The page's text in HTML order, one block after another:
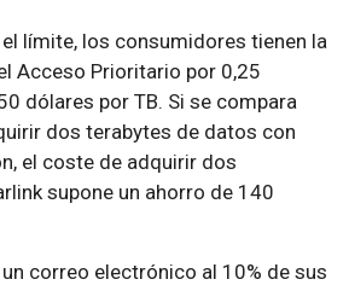
límite, los consumidores tienen la
Acceso Prioritario por 0,25
dólares por TB. Si se compara
dos terabytes de datos con
el coste de adquirir dos
supone un ahorro de 140
correo electrónico al 10% de sus